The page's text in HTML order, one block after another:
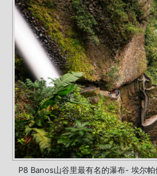
P8 Banos山谷里最有名的瀑布- 埃尔